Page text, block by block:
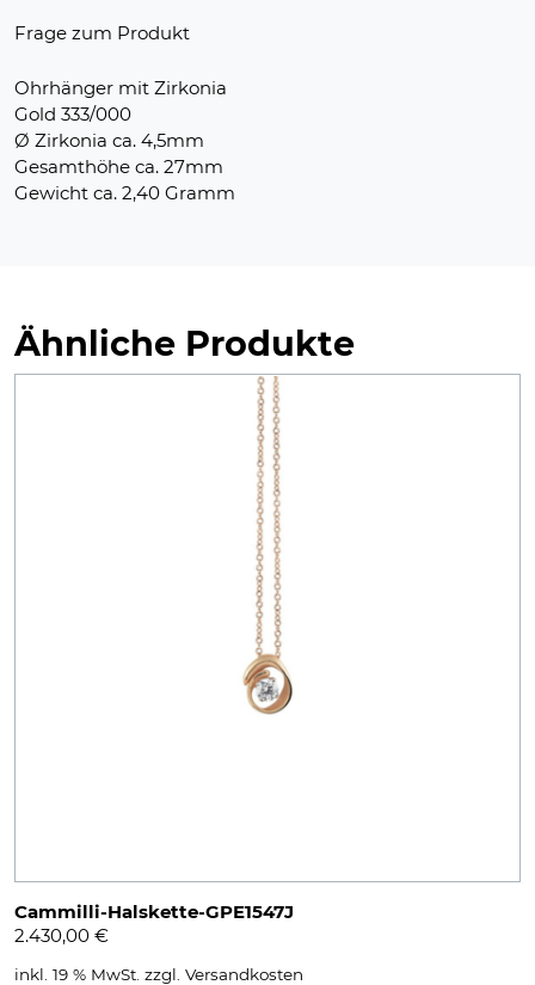
Frage zum Produkt
Ohrhänger mit Zirkonia
Gold 333/000
Ø Zirkonia ca. 4,5mm
Gesamthöhe ca. 27mm
Gewicht ca. 2,40 Gramm
Ähnliche Produkte
Cammilli-Halskette-GPE1547J
2.430,00 €
inkl. 19 % MwSt. zzgl. Versandkosten